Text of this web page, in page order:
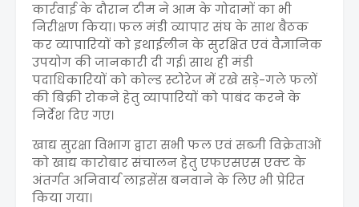
कार्रवाई के दौरान टीम ने आम के गोदामों का भी
निरीक्षण किया। फल मंडी व्यापार संघ के साथ बैठक
कर व्यापारियों को इथाईलीन के सुरक्षित एवं वैज्ञानिक
उपयोग की जानकारी दी गई। साथ ही मंडी
पदाधिकारियों को कोल्ड स्टोरेज में रखे सड़े-गले फलों
की बिक्री रोकने हेतु व्यापारियों को पाबंद करने के
निर्देश दिए गए।
खाद्य सुरक्षा विभाग द्वारा सभी फल एवं सब्जी विक्रेताओं
को खाद्य कारोबार संचालन हेतु एफएसएस एक्ट के
अंतर्गत अनिवार्य लाइसेंस बनवाने के लिए भी प्रेरित
किया गया।